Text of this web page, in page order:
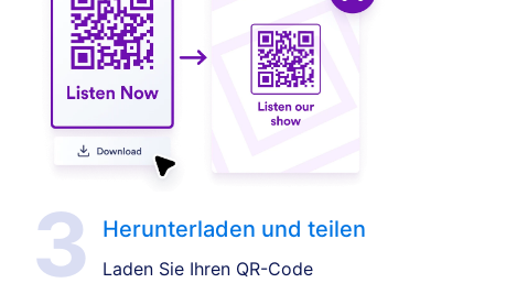
Herunterladen und teilen
Laden Sie Ihren QR-Code